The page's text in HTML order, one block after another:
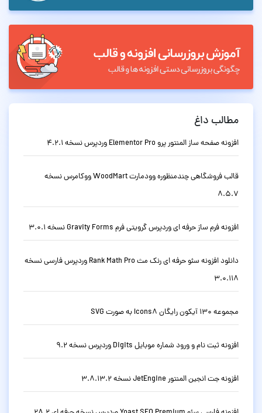
مطالب داغ
افزونه صفحه ساز المنتور پرو Elementor Pro وردپرس نسخه 4.2.1
قالب فروشگاهی چندمنظوره وودمارت WoodMart ووکامرس نسخه
8.5.7
افزونه فرم ساز حرفه ای وردپرس گرویتی فرم Gravity Forms نسخه 3.0.1
دانلود افزونه سئو حرفه ای رنک مث Rank Math Pro وردپرس فارسی نسخه
3.0.118
مجموعه 130 آیکون رایگان Icons8 به صورت SVG
افزونه ثبت نام و ورود شماره موبایل Digits وردپرس نسخه 9.2
افزونه جت انجین المنتور JetEngine نسخه 3.8.13.2